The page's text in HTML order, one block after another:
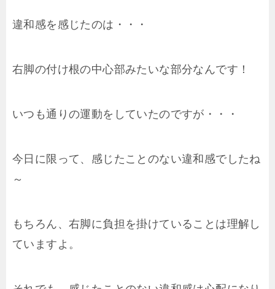
違和感を感じたのは・・・
右脚の付け根の中心部みたいな部分なんです！
いつも通りの運動をしていたのですが・・・
今日に限って、感じたことのない違和感でしたね
～
もちろん、右脚に負担を掛けていることは理解し
ていますよ。